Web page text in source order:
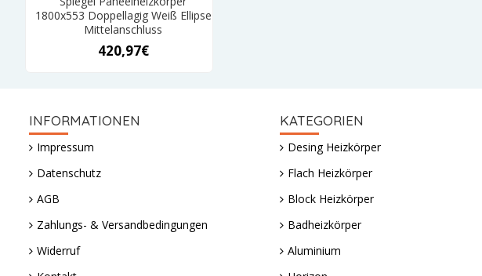
1800x553 Doppellagig Weiß Ellipse
Mittelanschluss
420,97€
INFORMATIONEN
Impressum
Datenschutz
AGB
Zahlungs- & Versandbedingungen
Widerruf
KATEGORIEN
Desing Heizkörper
Flach Heizkörper
Block Heizkörper
Badheizkörper
Aluminium